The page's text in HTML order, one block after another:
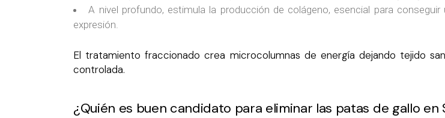
A nivel profundo, estimula la producción de colágeno, esencial para
expresión.
El tratamiento fraccionado crea microcolumnas de energía dejando tejido
controlada.
¿Quién es buen candidato para eliminar las patas de gallo en